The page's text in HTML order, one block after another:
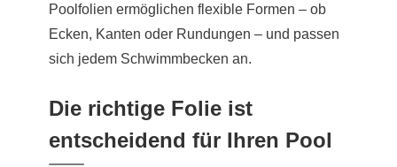
Poolfolien ermöglichen flexible Formen – ob
Ecken, Kanten oder Rundungen – und passen
sich jedem Schwimmbecken an.
Die richtige Folie ist
entscheidend für Ihren Pool